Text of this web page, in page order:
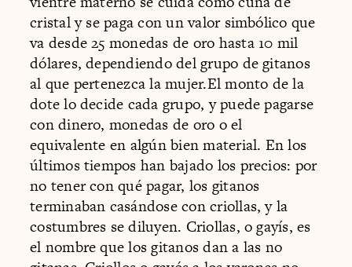
cristal y se paga con un valor simbólico que
va desde 25 monedas de oro hasta 10 mil
dólares, dependiendo del grupo de gitanos
al que pertenezca la mujer.El monto de la
dote lo decide cada grupo, y puede pagarse
con dinero, monedas de oro o el
equivalente en algún bien material. En los
últimos tiempos han bajado los precios: por
no tener con qué pagar, los gitanos
terminaban casándose con criollas, y la
costumbres se diluyen. Criollas, o gayís, es
el nombre que los gitanos dan a las no